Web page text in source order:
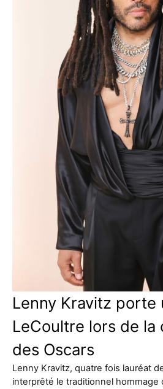
Lenny Kravitz porte
LeCoultre lors de la
des Oscars
Lenny Kravitz, quatre fois lauréat
interprêté le traditionnel hommage